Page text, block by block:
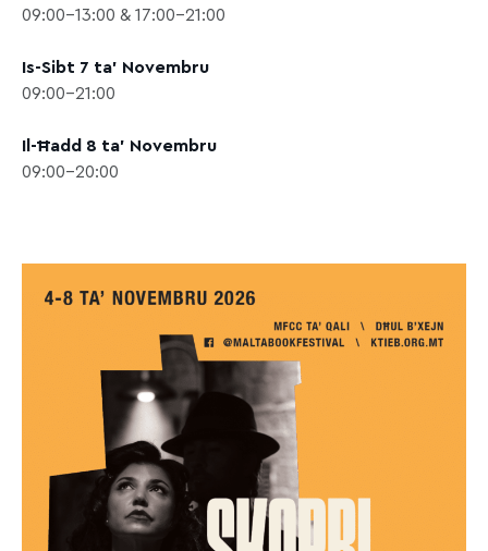
09:00-13:00 & 17:00-21:00
Is-Sibt 7 ta’ Novembru
09:00-21:00
Il-Ħadd 8 ta’ Novembru
09:00-20:00